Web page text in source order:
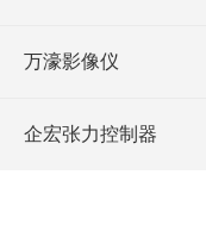
万濠影像仪
企宏张力控制器